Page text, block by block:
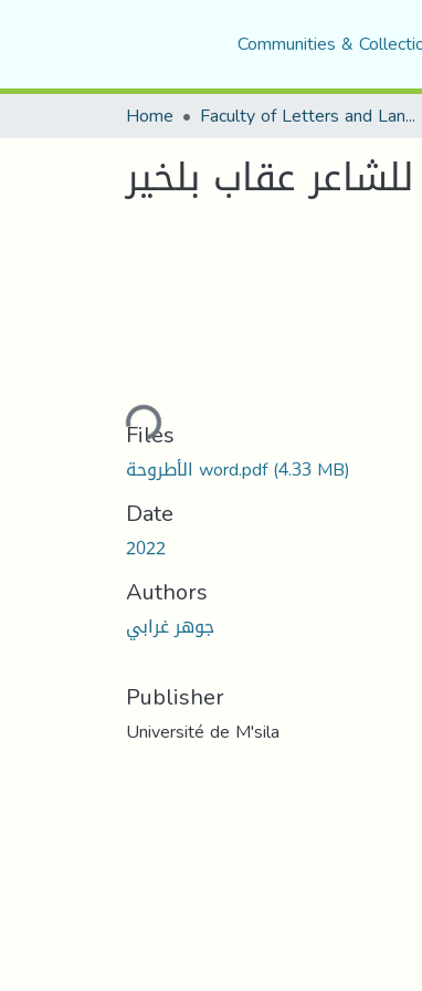
Communities &
Home Faculty of Letters and Languages
عقاب بلخير
Loading...
Files
الأطروحة word.pdf(4.33 MB)
Date
2022
Authors
جوهر غرابي
Publisher
Université de M'sila